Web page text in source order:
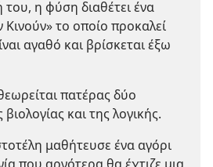
η φύση διαθέτει ένα
το οποίο προκαλεί
αγαθό και βρίσκεται έξω
πατέρας δύο
και της λογικής.
μαθήτευσε ένα αγόρι